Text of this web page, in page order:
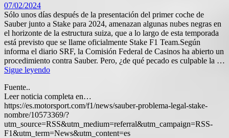
07/02/2024
Sólo unos días después de la presentación del primer coche de
Sauber junto a Stake para 2024, amenazan algunas nubes negras en
el horizonte de la estructura suiza, que a lo largo de esta temporada
está previsto que se llame oficialmente Stake F1 Team.Según
informa el diario SRF, la Comisión Federal de Casinos ha abierto un
procedimiento contra Sauber. Pero, ¿de qué pecado es culpable la …
Sigue leyendo
Fuente..
Leer noticia completa en…
https://es.motorsport.com/f1/news/sauber-problema-legal-stake-
nombre/10573369/?
utm_source=RSS&utm_medium=referral&utm_campaign=RSS-
F1&utm_term=News&utm_content=es